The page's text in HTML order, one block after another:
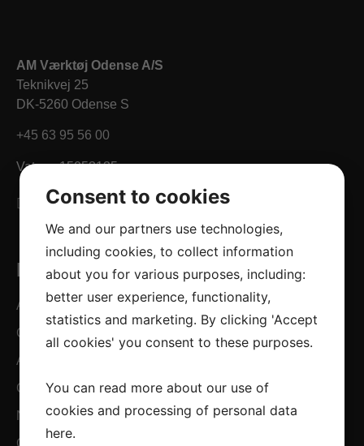
AM Værktøj Odense A/S
Teknikvej 25
DK-5260 Odense S
+45 63 95 56 00
Vat no. 15053135
Links
Automotive
Competencies
About us
Career
News
Contact
Consent to cookies
We and our partners use technologies,
including cookies, to collect information
about you for various purposes, including:
better user experience, functionality,
statistics and marketing. By clicking 'Accept
all cookies' you consent to these purposes.
You can read more about our use of
cookies and processing of personal data
here.